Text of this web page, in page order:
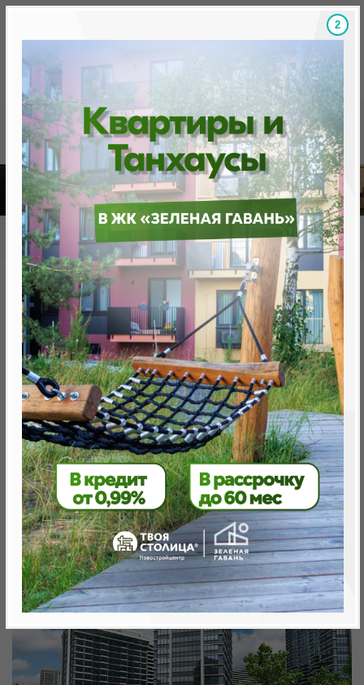
Скидки на новостройки, бонусы Готовые
Главная База новостроек Минска «Минск Мир»
2.10 «Жемчужина 2», квартал «Эмиратс»
2.10 «Жемчужина 2», квартал
«Эмиратс»
нет в продаже
Минск, Октябрьский, ул. Брасткая
метро «Ковальская Слобода», 566 м
Объект реализован
1